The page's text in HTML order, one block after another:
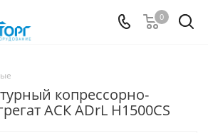
0
копрессорно-
АСК АDrL H1500CS